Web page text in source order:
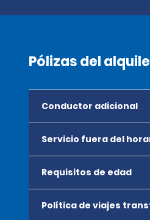
Pólizas del
Conductor adicional
Servicio fuera del
Requisitos de edad
Política de viajes